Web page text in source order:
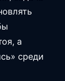
а
среди